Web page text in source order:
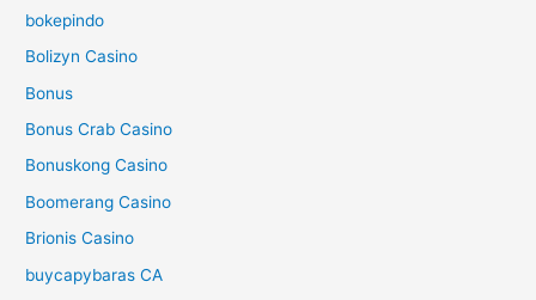
bokepindo
Bolizyn Casino
Bonus
Bonus Crab Casino
Bonuskong Casino
Boomerang Casino
Brionis Casino
buycapybaras CA